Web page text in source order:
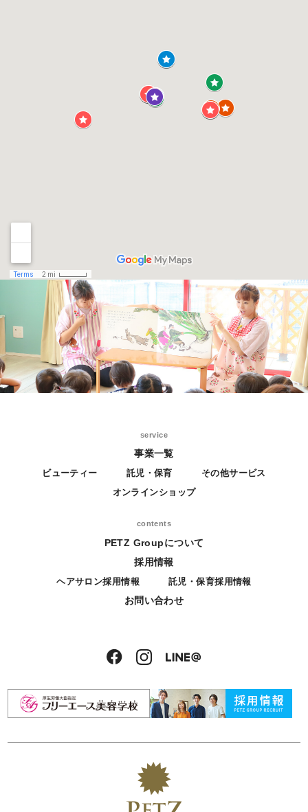
service
事業一覧
ビューティー 託児・保育
その他サービス
オンラインショップ
contents
PETZ Groupについて
採用情報
ヘアサロン採用情報 託児・保育採用情報
お問い合わせ